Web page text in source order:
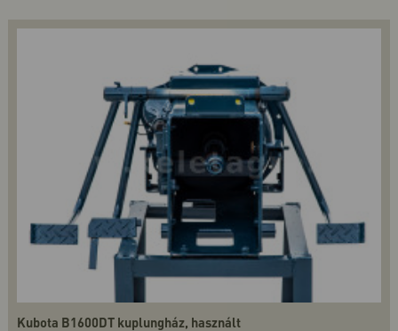
Kubota B1600DT kuplungház, használt